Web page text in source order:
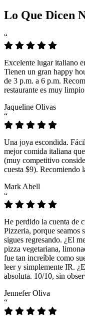
Lo Que Dicen
“
Excelente lugar italiano
Tienen un gran happy
de 3 p.m. a 6 p.m.
restaurante es muy
Jaqueline Olivas
“
Una joya escondida.
mejor comida italiana
(muy competitivo
cuesta $9). Recomiendo
Mark Abell
“
He perdido la cuenta de
Pizzeria, porque seamos
sigues regresando. ¿El
pizza vegetariana,
fue tan increíble como
leer y simplemente IR.
absoluta. 10/10, sin
Jennefer Oliva
“